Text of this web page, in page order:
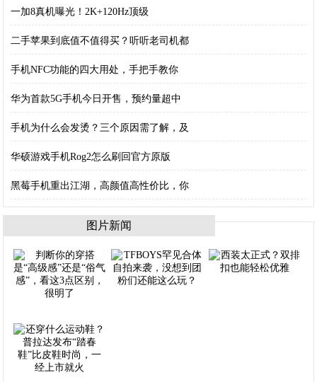
一加8真机曝光！2K+120Hz顶级
二手苹果到底值不值得买？听听老司机都
手机NFC功能的四大用处，手把手教你
华为首款5G手机今日开售，预约量超中
手机为什么会发烫？三个原因需了解，及
华硕游戏手机Rog2怎么刷回官方原版
黑莓手机重出江湖，高颜值高性价比，你
图片新闻